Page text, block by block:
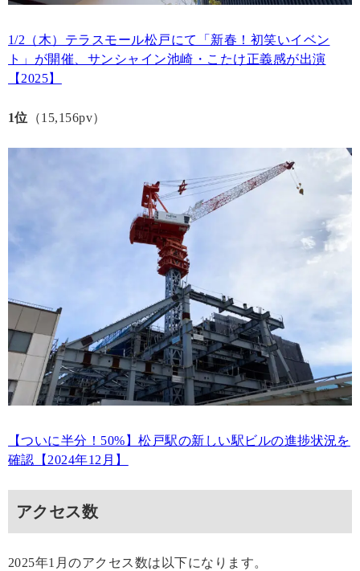
1/2（木）テラスモール松戸にて「新春！初笑いイベン
ト」が開催、サンシャイン池崎・こたけ正義感が出演
【2025】
1位 （15,156pv）
【ついに半分！50%】松戸駅の新しい駅ビルの進捗状況を
確認【2024年12月】
アクセス数
2025年1月のアクセス数は以下になります。